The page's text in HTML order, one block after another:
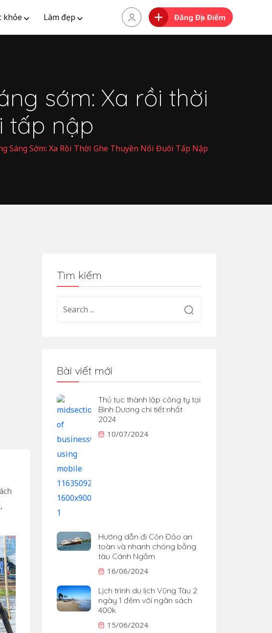
khỏe Làm đẹp Đăng Địa Điểm
sớm: Xa rồi thời
tấp nập
Sáng Sớm: Xa Rồi Thời Ghe Thuyền Nối Đuôi Tấp Nập
Tìm kiếm
Bài viết mới
Thủ tục thành lập công ty tại
Bình Dương chi tiết nhất
2024
10/07/2024
Hướng dẫn đi Côn Đảo an
toàn và nhanh chóng bằng
tàu Cánh Ngầm
16/06/2024
Lịch trình du lịch Vũng Tàu 2
ngày 1 đêm với ngân sách
400k
15/06/2024